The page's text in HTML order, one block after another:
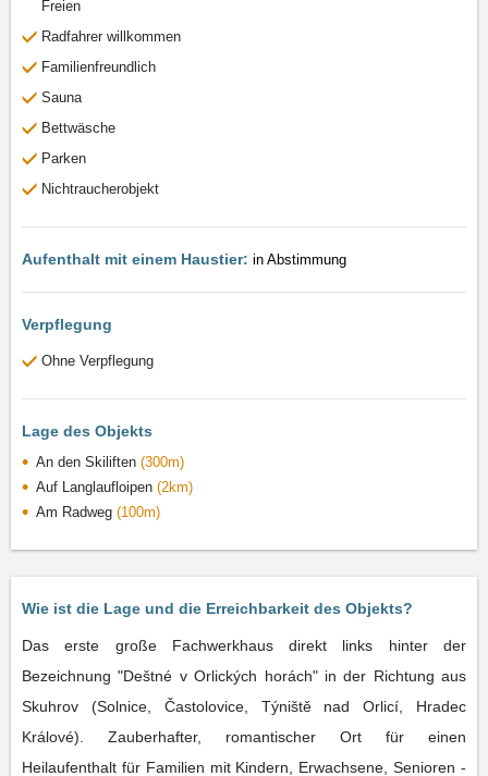
Freien
Radfahrer willkommen
Familienfreundlich
Sauna
Bettwäsche
Parken
Nichtraucherobjekt
Aufenthalt mit einem Haustier: in Abstimmung
Verpflegung
Ohne Verpflegung
Lage des Objekts
An den Skiliften (300m)
Auf Langlaufloipen (2km)
Am Radweg (100m)
Wie ist die Lage und die Erreichbarkeit des Objekts?
Das erste große Fachwerkhaus direkt links hinter der
Bezeichnung "Deštné v Orlických horách" in der Richtung aus
Skuhrov (Solnice, Častolovice, Týniště nad Orlicí, Hradec
Králové). Zauberhafter, romantischer Ort für einen
Heilaufenthalt für Familien mit Kindern, Erwachsene, Senioren -